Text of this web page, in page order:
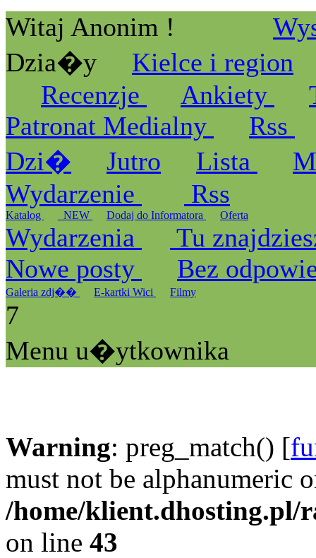
Witaj Anonim !
Dzia�y
Kielce i region
Recenzje
Ankiety
Patronat Medialny
Rss
Dzi�
Jutro Lista
Wydarzenie
Rss
Katalog _NEW Dodaj do Informatora Oferta
Wydarzenia
Tu
Nowe posty
Bez
Galeria zdj�� E-kartki Wici Filmy
7
Menu u�ytkownika
Warning: preg_match() [
must not be alphanumeric
/home/klient.dhosting.pl/
on line 43